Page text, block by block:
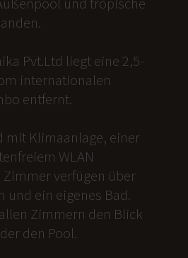
Pvt.Ltd liegt eine 2,5-
internationalen
entfernt.
mit Klimaanlage, einer
WLAN
Zimmer verfügen über
und ein eigenes Bad.
Zimmern den Blick
den Pool.